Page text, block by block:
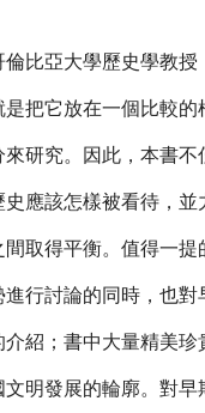
比亞大學歷史學教授
是把它放在一個比較的
研究。因此，本書不
應該怎樣被看待，並
取得平衡。值得一提
行討論的同時，也對
介紹；書中大量精美珍
明發展的輪廓。對早